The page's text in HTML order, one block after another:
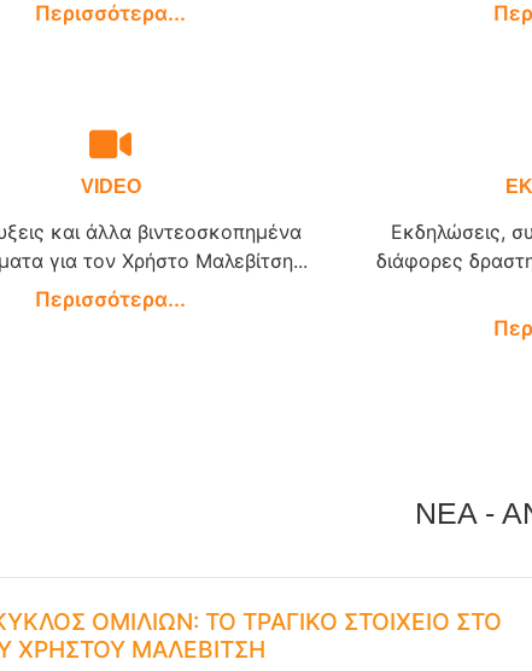
Περισσότερα...
VIDEO
και άλλα βιντεοσκοπημένα
για τον Χρήστο Μαλεβίτση...
Περισσότερα...
Εκδηλώσεις,
διάφορες
ΝΕΑ -
ΟΜΙΛΙΩΝ: ΤΟ ΤΡΑΓΙΚΟ ΣΤΟΙΧΕΙΟ ΣΤΟ
ΧΡΗΣΤΟΥ ΜΑΛΕΒΙΤΣΗ